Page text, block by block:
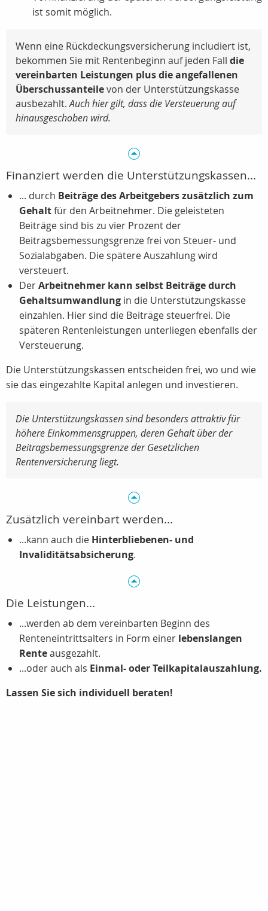
ist somit möglich.
Wenn eine Rückdeckungsversicherung includiert ist,
bekommen Sie mit Rentenbeginn auf jeden Fall die
vereinbarten Leistungen plus die angefallenen
Überschussanteilevon der Unterstützungskasse
ausbezahlt.Auch hier gilt, dass die Versteuerung auf
hinausgeschoben wird.
Finanziert werden die Unterstützungskassen...
... durch Beiträge des Arbeitgebers zusätzlich zum
Gehaltfür den Arbeitnehmer. Die geleisteten
Beiträge sind bis zu vier Prozent der
Beitragsbemessungsgrenze frei von Steuer- und
Sozialabgaben. Die spätere Auszahlung wird
versteuert.
DerArbeitnehmer kann selbst Beiträge durch
Gehaltsumwandlung in die Unterstützungskasse
einzahlen. Hier sind die Beiträge steuerfrei. Die
späteren Rentenleistungen unterliegen ebenfalls der
Versteuerung.
Die Unterstützungskassen entscheiden frei, wo und wie
sie das eingezahlte Kapital anlegen und investieren.
Die Unterstützungskassen sind besonders attraktiv für
höhere Einkommensgruppen, deren Gehalt über der
Beitragsbemessungsgrenze der Gesetzlichen
Rentenversicherung liegt.
Zusätzlich vereinbart werden...
...kann auch die Hinterbliebenen- und
Invaliditätsabsicherung.
Die Leistungen...
...werden ab dem vereinbarten Beginn des
Renteneintrittsalters in Form einer lebenslangen
Renteausgezahlt.
...oder auch als Einmal- oder Teilkapitalauszahlung.
Lassen Sie sich individuell beraten!